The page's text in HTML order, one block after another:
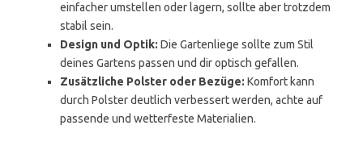
einfacher umstellen oder lagern, sollte aber trotzdem
stabil sein.
Design und Optik: Die Gartenliege sollte zum Stil
deines Gartens passen und dir optisch gefallen.
Zusätzliche Polster oder Bezüge: Komfort kann
durch Polster deutlich verbessert werden, achte auf
passende und wetterfeste Materialien.